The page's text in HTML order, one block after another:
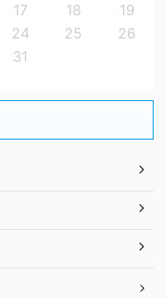
17 18
19
24 25
26
31